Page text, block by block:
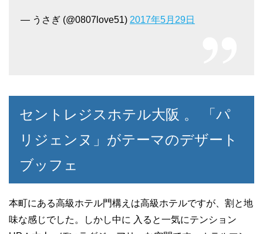
— うさぎ (@0807love51) 2017年5月29日
セントレジスホテル大阪 。 「パ
リジェンヌ」がテーマのデザート
ブッフェ
本町にある高級ホテル門構えは高級ホテルですが、割と地
味な感じでした。しかし中に 入ると一気にテンション